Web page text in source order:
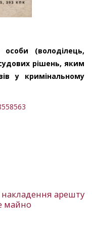
(володілець,
рішень, яким
у кримінальному
арешту
майно